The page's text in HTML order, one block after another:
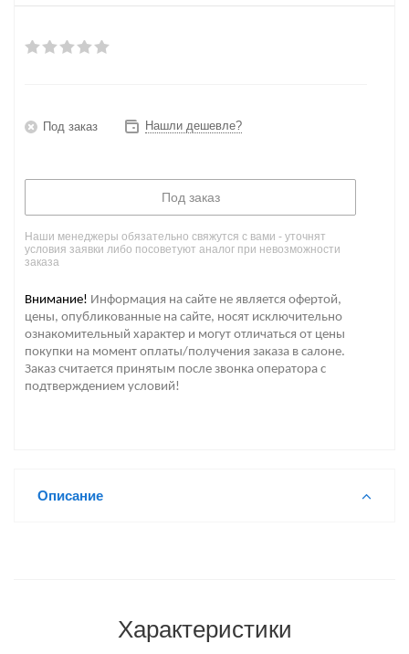
Под заказ Нашли дешевле?
Под заказ
Наши менеджеры обязательно свяжутся с вами - уточнят
условия заявки либо посоветуют аналог при невозможности
заказа
Внимание! Информация на сайте не является офертой,
цены, опубликованные на сайте, носят исключительно
ознакомительный характер и могут отличаться от цены
покупки на момент оплаты/получения заказа в салоне.
Заказ считается принятым после звонка оператора с
подтверждением условий!
Описание
Характеристики